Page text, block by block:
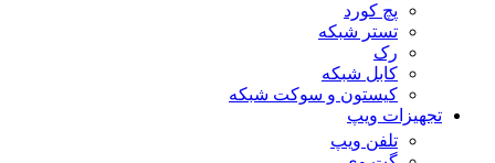
پچ کورد
تستر شبکه
رک
کابل شبکه
کیستون و سوکت شبکه
تجهیزات ویپ
تلفن ویپ